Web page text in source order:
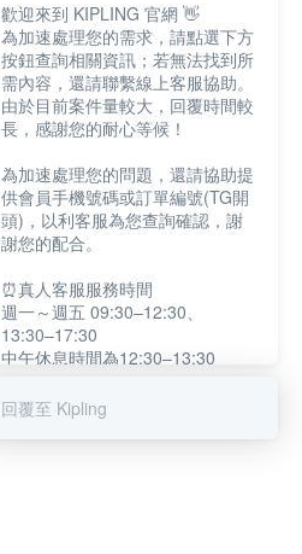
歡迎來到 KIPLING 官網 👋
為加速處理您的需求，請點選下方
按鈕查詢相關資訊；若無法找到所
需內容，還請聯繫線上客服協助。
由於目前案件量較大，回覆時間較
長，感謝您的耐心等候！
為加速處理您的問題，還請協助提
供會員手機號碼或訂單編號(TG開
頭)，以利客服為您查詢確認，謝
謝您的配合。
⏰真人客服服務時間
週一～週五 09:30–12:30、
13:30–17:30
中午休息時間為12:30–13:30
提醒您：系統會自動已讀訊息，如
回覆至 Kipling